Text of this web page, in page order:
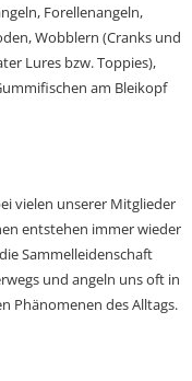
Forellenangeln,
Wobblern (Cranks und
Lures bzw. Toppies),
am Bleikopf
vielen unserer Mitglieder
entstehen immer wieder
Sammelleidenschaft
und angeln uns oft in
Phänomenen des Alltags.